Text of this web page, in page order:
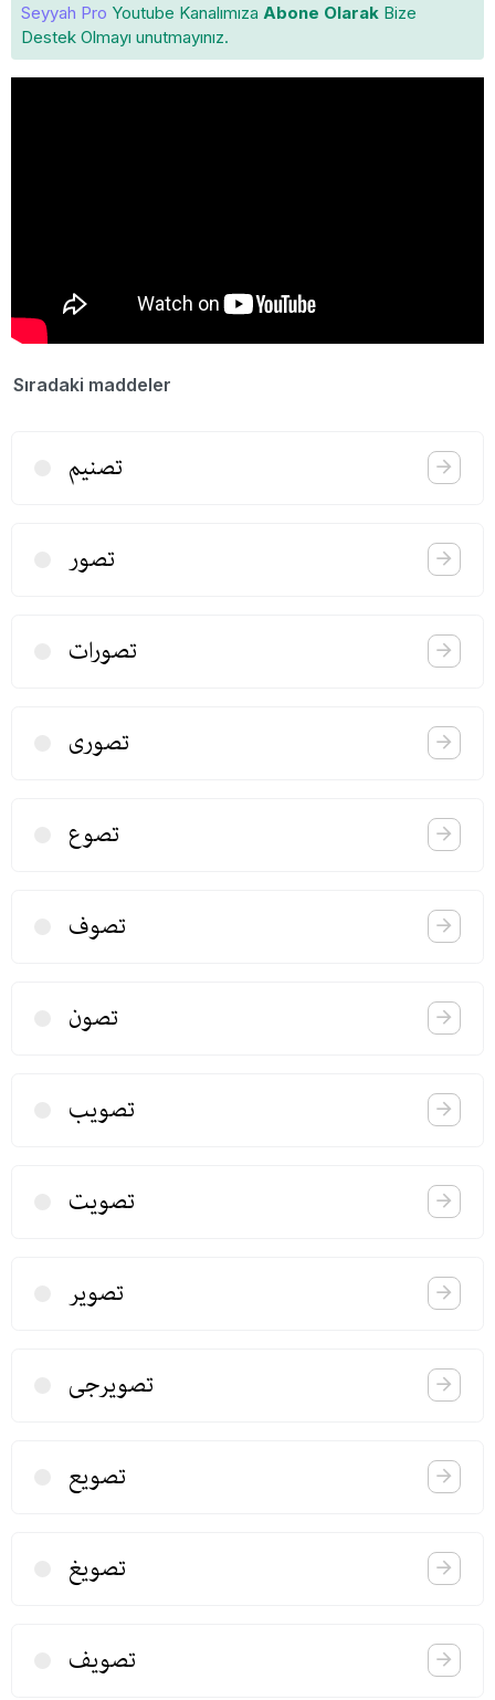
Seyyah Pro Youtube Kanalımıza Abone Olarak Bize
Destek Olmayı unutmayınız.
Sıradaki maddeler
تصنیم
تصور
تصورات
تصوری
تصوع
تصوف
تصون
تصویب
تصویت
تصویر
تصویرجی
تصویع
تصویغ
تصویف